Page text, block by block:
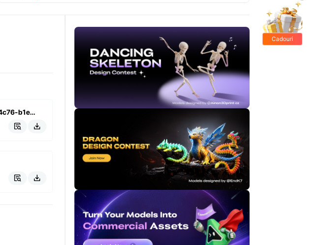
0fb316e4-0667-4c76-b1e1-eb62ff8743fe.png
 
 
Cadouri